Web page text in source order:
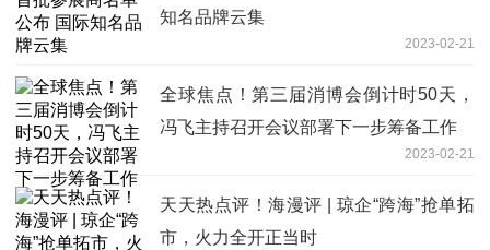
知名品牌云集
2023-02-21
全球焦点！第三届消博会倒计时50天，
冯飞主持召开会议部署下一步筹备工作
2023-02-21
天天热点评！海漫评 | 琼企“跨海”抢单拓
市，火力全开正当时